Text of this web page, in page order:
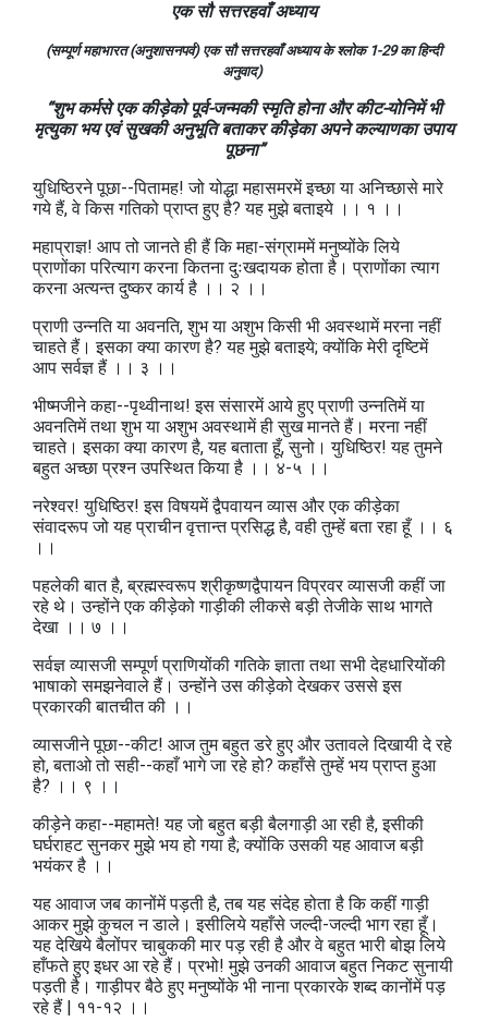
एक सौ सत्तरहवाँ अध्याय
(सम्पूर्ण महाभारत (अनुशासनपर्व) एक सौ सत्तरहवाँ अध्याय के श्लोक 1-29का हिन्दी
अनुवाद)
“शुभ कर्मसे एक कीड़ेको पूर्व-जन्मकी स्मृति होना और कीट-योनिमें भी
मृत्युका भय एवं सुखकी अनुभूति बताकर कीड़ेका अपने कल्याणका उपाय
पूछना”
युधिष्ठिरने पूछा--पितामह! जो योद्धा महासमरमें इच्छा या अनिच्छासे मारे
गये हैं, वे किस गतिको प्राप्त हुए है? यह मुझे बताइये ।। १ ।।
महाप्राज्ञ! आप तो जानते ही हैं कि महा-संग्राममें मनुष्योंके लिये
प्राणोंका परित्याग करना कितना दुःखदायक होता है। प्राणोंका त्याग
करना अत्यन्त दुष्कर कार्य है ।। २ ।।
प्राणी उन्नति या अवनति, शुभ या अशुभ किसी भी अवस्थामें मरना नहीं
चाहते हैं। इसका क्या कारण है? यह मुझे बताइये; क्योंकि मेरी दृष्टिमें
आप सर्वज्ञ हैं ।। ३ ।।
भीष्मजीने कहा--पृथ्वीनाथ! इस संसारमें आये हुए प्राणी उन्नतिमें या
अवनतिमें तथा शुभ या अशुभ अवस्थामें ही सुख मानते हैं। मरना नहीं
चाहते। इसका क्या कारण है, यह बताता हूँ, सुनो। युधिष्ठिर! यह तुमने
बहुत अच्छा प्रश्न उपस्थित किया है ।। ४-५ ।।
नरेश्वर! युधिष्ठिर! इस विषयमें द्वैपवायन व्यास और एक कीड़ेका
संवादरूप जो यह प्राचीन वृत्तान्त प्रसिद्ध है, वही तुम्हें बता रहा हूँ ।। ६
।।
पहलेकी बात है, ब्रह्मस्वरूप श्रीकृष्णद्वैपायन विप्रवर व्यासजी कहीं जा
रहे थे। उन्होंने एक कीड़ेको गाड़ीकी लीकसे बड़ी तेजीके साथ भागते
देखा ।। ७ ।।
सर्वज्ञ व्यासजी सम्पूर्ण प्राणियोंकी गतिके ज्ञाता तथा सभी देहधारियोंकी
भाषाको समझनेवाले हैं। उन्होंने उस कीड़ेको देखकर उससे इस
प्रकारकी बातचीत की ।।
व्यासजीने पूछा--कीट! आज तुम बहुत डरे हुए और उतावले दिखायी दे रहे
हो, बताओ तो सही--कहाँ भागे जा रहे हो? कहाँसे तुम्हें भय प्राप्त हुआ
है? ।। ९ ।।
कीड़ेने कहा--महामते! यह जो बहुत बड़ी बैलगाड़ी आ रही है, इसीकी
घर्घराहट सुनकर मुझे भय हो गया है; क्योंकि उसकी यह आवाज बड़ी
भयंकर है ।।
यह आवाज जब कानोंमें पड़ती है, तब यह संदेह होता है कि कहीं गाड़ी
आकर मुझे कुचल न डाले। इसीलिये यहाँसे जल्दी-जल्दी भाग रहा हूँ।
यह देखिये बैलोंपर चाबुककी मार पड़ रही है और वे बहुत भारी बोझ लिये
हाँफते हुए इधर आ रहे हैं। प्रभो! मुझे उनकी आवाज बहुत निकट सुनायी
पड़ती है। गाड़ीपर बैठे हुए मनुष्योंके भी नाना प्रकारके शब्द कानोंमें पड़
रहे हैं | ११-१२ ।।